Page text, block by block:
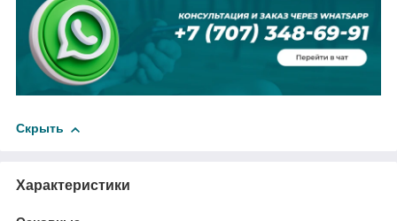
Скрыть
Характеристики